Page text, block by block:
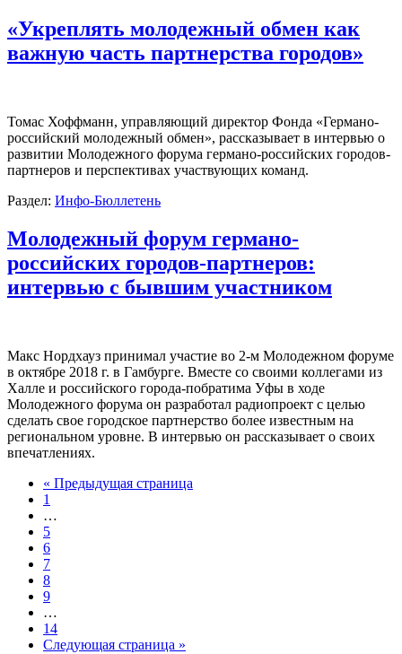
«Укреплять молодежный обмен как
важную часть партнерства городов»
Томас Хоффманн, управляющий директор Фонда «Германо-
российский молодежный обмен», рассказывает в интервью о
развитии Молодежного форума германо-российских городов-
партнеров и перспективах участвующих команд.
Раздел: Инфо-Бюллетень
Молодежный форум германо-
российских городов-партнеров:
интервью с бывшим участником
Макс Нордхауз принимал участие во 2-м Молодежном форуме
в октябре 2018 г. в Гамбурге. Вместе со своими коллегами из
Халле и российского города-побратима Уфы в ходе
Молодежного форума он разработал радиопроект с целью
сделать свое городское партнерство более известным на
региональном уровне. В интервью он рассказывает о своих
впечатлениях.
« Предыдущая страница
1
…
5
6
7
8
9
…
14
Следующая страница »